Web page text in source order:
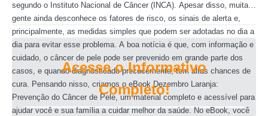
segundo o Instituto Nacional de Câncer (INCA). Apesar disso, muita
gente ainda desconhece os fatores de risco, os sinais de alerta e,
principalmente, as medidas simples que podem ser adotadas no dia a
dia para evitar esse problema. A boa notícia é que, com informação e
cuidado, o câncer de pele pode ser prevenido em grande parte dos
casos, e quando diagnosticado precocemente, tem altas chances de
cura. Pensando nisso, criamos o eBook Dezembro Laranja:
Prevenção do Câncer de Pele, um material completo e acessível para
ajudar você e sua família a cuidar melhor da saúde. No eBook, você
Acesse o Informativo
Completo!